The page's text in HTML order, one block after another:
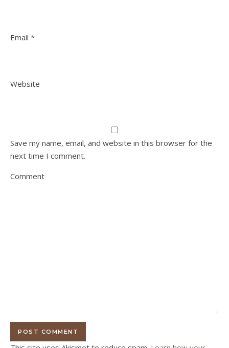
Email *
Website
Save my name, email, and website in this browser for the
next time I comment.
Comment